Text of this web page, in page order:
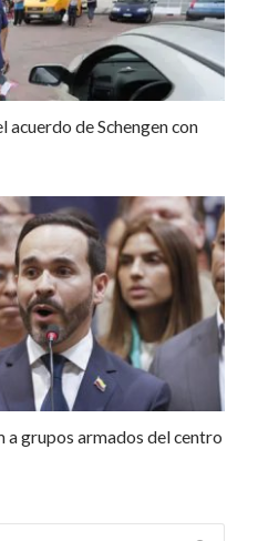
acuerdo de Schengen con
a grupos armados del centro